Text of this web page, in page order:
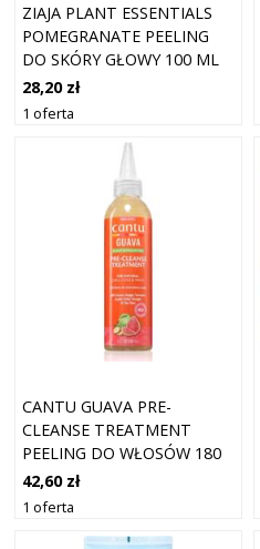
ZIAJA PLANT ESSENTIALS
POMEGRANATE PEELING
DO SKÓRY GŁOWY 100 ML
28,20 zł
1 oferta
CANTU GUAVA PRE-
CLEANSE TREATMENT
PEELING DO WŁOSÓW 180
ML
42,60 zł
1 oferta